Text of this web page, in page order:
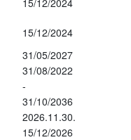
15/12/2024
31/05/2027
31/08/2022
-
31/10/2036
2026.11.30.
15/12/2026